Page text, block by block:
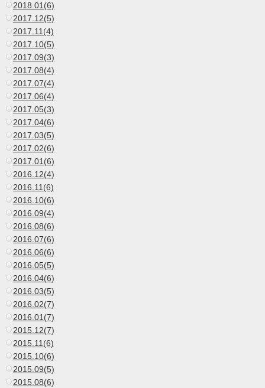
2018.01(6)
2017.12(5)
2017.11(4)
2017.10(5)
2017.09(3)
2017.08(4)
2017.07(4)
2017.06(4)
2017.05(3)
2017.04(6)
2017.03(5)
2017.02(6)
2017.01(6)
2016.12(4)
2016.11(6)
2016.10(6)
2016.09(4)
2016.08(6)
2016.07(6)
2016.06(6)
2016.05(5)
2016.04(6)
2016.03(5)
2016.02(7)
2016.01(7)
2015.12(7)
2015.11(6)
2015.10(6)
2015.09(5)
2015.08(6)